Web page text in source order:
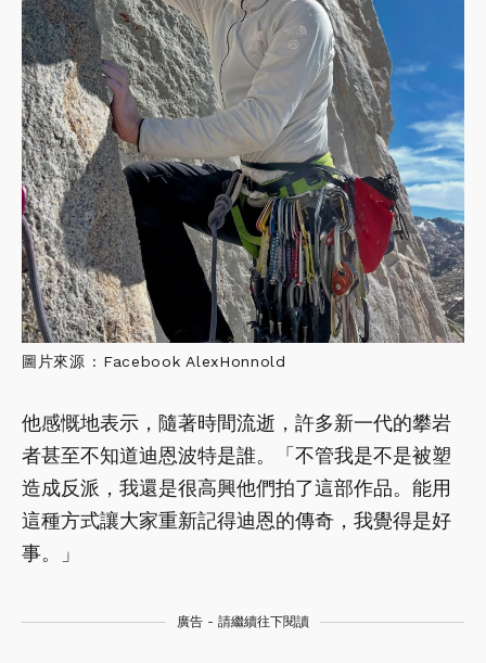
圖片來源 : Facebook AlexHonnold
他感慨地表示，隨著時間流逝，許多新一代的攀岩
者甚至不知道迪恩波特是誰。「不管我是不是被塑
造成反派，我還是很高興他們拍了這部作品。能用
這種方式讓大家重新記得迪恩的傳奇，我覺得是好
事。」
廣告 - 請繼續往下閱讀